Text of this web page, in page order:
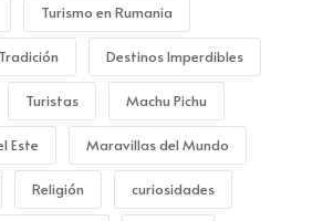
Turismo en Rumania
Tradición Destinos Imperdibles
Turistas Machu Pichu
Este Maravillas del Mundo
Religión curiosidades